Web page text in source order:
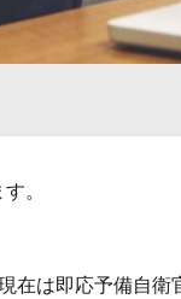
。
在は即応予備自衛